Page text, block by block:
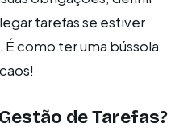
tarefas se estiver
como ter uma bússola
de Tarefas?